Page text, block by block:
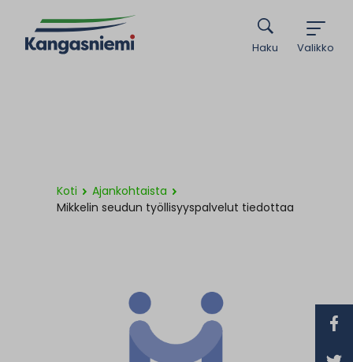
Valikko
Haku
Koti
Ajankohtaista
Mikkelin seudun työllisyyspalvelut tiedottaa